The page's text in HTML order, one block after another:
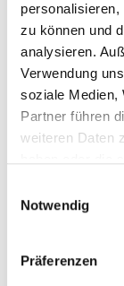
zu können und
analysieren.
Verwendung
soziale Medien,
Partner führen
weiteren Daten
Notwendig
Präferenzen
PARRILLA